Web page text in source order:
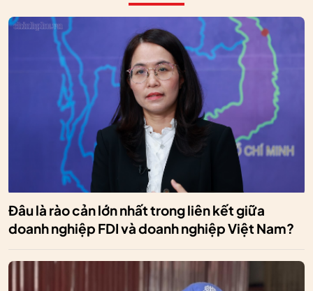
Đâu là rào cản lớn nhất trong liên kết giữa
doanh nghiệp FDI và doanh nghiệp Việt Nam?